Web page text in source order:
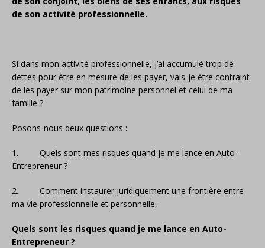
de son activité professionnelle.
Si dans mon activité professionnelle, j’ai accumulé trop de
dettes pour être en mesure de les payer, vais-je être contraint
de les payer sur mon patrimoine personnel et celui de ma
famille ?
Posons-nous deux questions :
1. Quels sont mes risques quand je me lance en Auto-
Entrepreneur ?
2. Comment instaurer juridiquement une frontière entre
ma vie professionnelle et personnelle,
Quels sont les risques quand je me lance en Auto-
Entrepreneur ?